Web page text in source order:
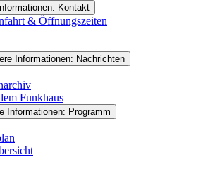
Kontakt
& Öffnungszeiten
Informationen: Nachrichten
Funkhaus
Informationen: Programm